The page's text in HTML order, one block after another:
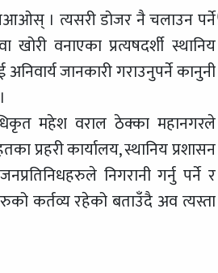
। त्यसरी डोजर नै चलाउन पर्ने
वनाएका प्रत्यषदर्शी स्थानिय
जानकारी गराउनुपर्ने कानुनी
महेश वराल ठेक्का महानगरले
प्रहरी कार्यालय, स्थानिय प्रशासन
निगरानी गर्नु पर्ने र
कर्तव्य रहेको बताउँदै अव त्यस्ता